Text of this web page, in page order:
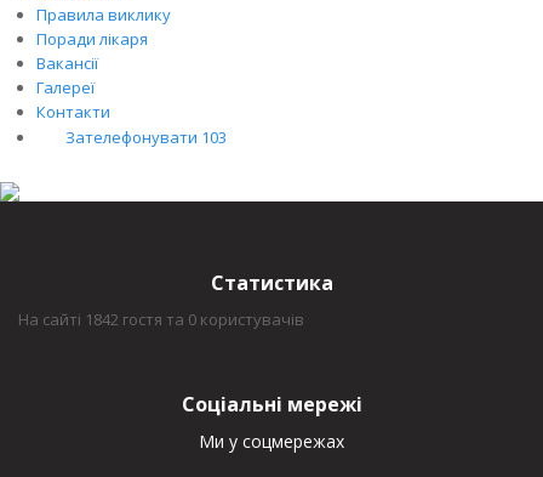
Правила виклику
Поради лікаря
Вакансії
Галереї
Контакти
Зателефонувати 103
Статистика
На сайті 1842 гостя та 0 користувачів
Соціальні мережі
Ми у соцмережах